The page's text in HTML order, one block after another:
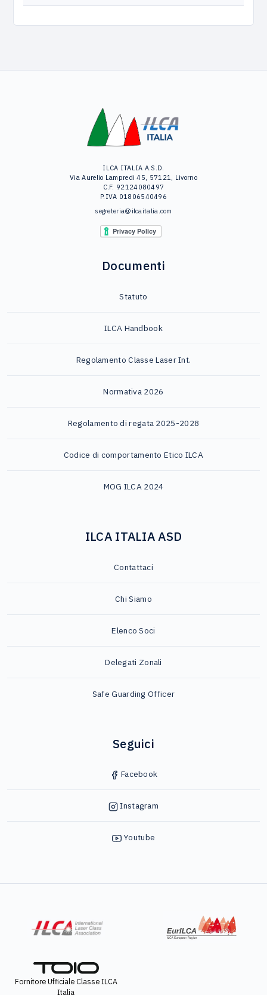
ILCA ITALIA A.S.D.
Via Aurelio Lampredi 45, 57121, Livorno
C.F. 92124080497
P.IVA 01806540496
segreteria@ilcaitalia.com
Documenti
Statuto
ILCA Handbook
Regolamento Classe Laser Int.
Normativa 2026
Regolamento di regata 2025-2028
Codice di comportamento Etico ILCA
MOG ILCA 2024
ILCA ITALIA ASD
Contattaci
Chi Siamo
Elenco Soci
Delegati Zonali
Safe Guarding Officer
Seguici
Facebook
Instagram
Youtube
Fornitore Ufficiale Classe ILCA
Italia